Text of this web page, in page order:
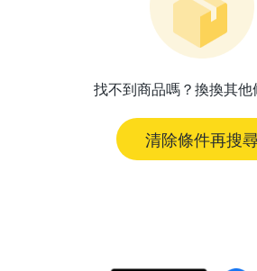
找不到商品嗎？換換其他
清除條件再搜